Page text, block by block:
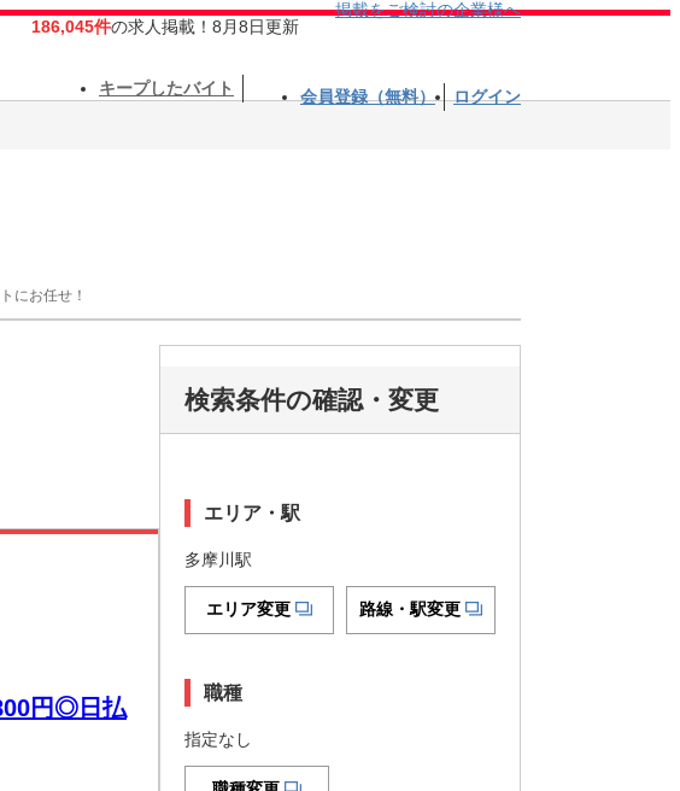
186,045件の求人掲載！8月8日更新
掲載をご検討の企業様へ
キープしたバイト 会員登録（無料） ログイン
にお任せ！
円◎日払
検索条件の確認・変更
エリア・駅
多摩川駅
エリア変更 路線・駅変更
職種
指定なし